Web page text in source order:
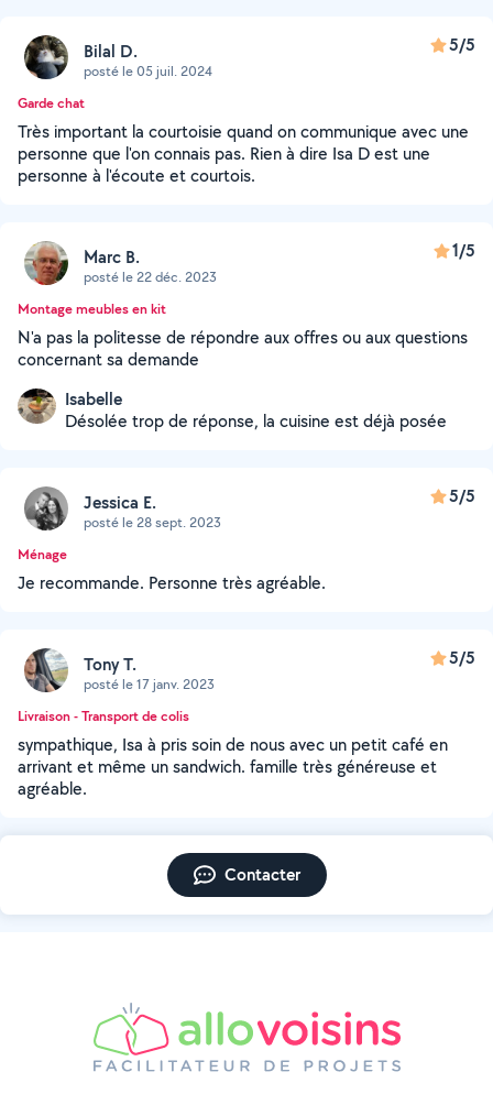
Bilal D.
posté le 05 juil. 2024
5/5
Garde chat
Très important la courtoisie quand on communique avec une
personne que l'on connais pas. Rien à dire Isa D est une
personne à l'écoute et courtois.
Marc B.
posté le 22 déc. 2023
1/5
Montage meubles en kit
N'a pas la politesse de répondre aux offres ou aux questions
concernant sa demande
Isabelle
Désolée trop de réponse, la cuisine est déjà posée
Jessica E.
posté le 28 sept. 2023
5/5
Ménage
Je recommande. Personne très agréable.
Tony T.
posté le 17 janv. 2023
5/5
Livraison - Transport de colis
sympathique, Isa à pris soin de nous avec un petit café en
arrivant et même un sandwich. famille très généreuse et
agréable.
Contacter